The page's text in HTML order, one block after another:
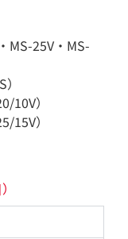
MS-25V・MS-
10V）
15V）